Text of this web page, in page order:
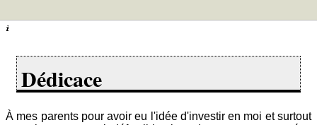
Dédicace
À mes parents pour avoir eu l'idée d'investir en moi et surtout